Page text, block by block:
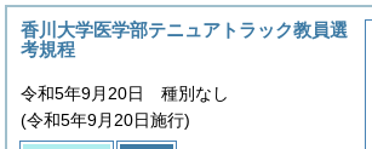
香川大学医学部テニュアトラック教員選
考規程
令和5年9月20日 種別なし
(令和5年9月20日施行)